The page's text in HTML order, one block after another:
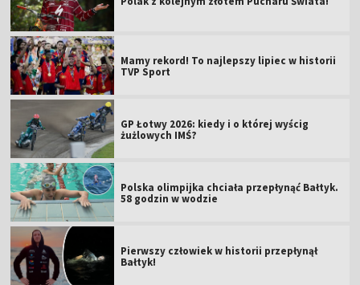
GP Łotwy 2026: kiedy i o której wyścig
żużlowych IMŚ?
Polska olimpijka chciała przepłynąć Bałtyk.
58 godzin w wodzie
Pierwszy człowiek w historii przepłynął
Bałtyk!
Zacięta walka polskiej ósemki. Do podium
brakło niewiele [WIDEO]